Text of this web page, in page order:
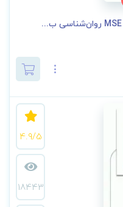
4.9/5
18443